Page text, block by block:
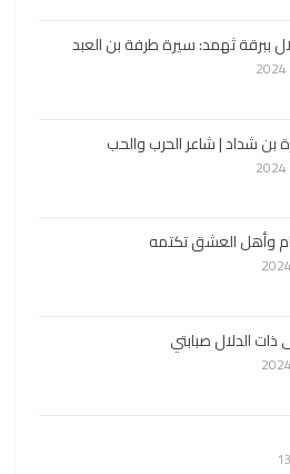
ببرقة ثهمد: سيرة طرفة بن العبد
بن شداد | شاعر الحرب والحب
وأهل العشق تكتمه
الدلال صبابتي